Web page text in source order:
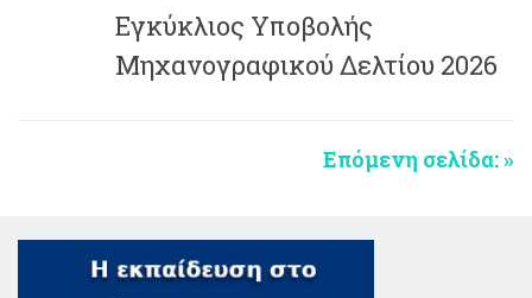
Εγκύκλιος Υποβολής
Μηχανογραφικού Δελτίου 2026
Επόμενη σελίδα: »